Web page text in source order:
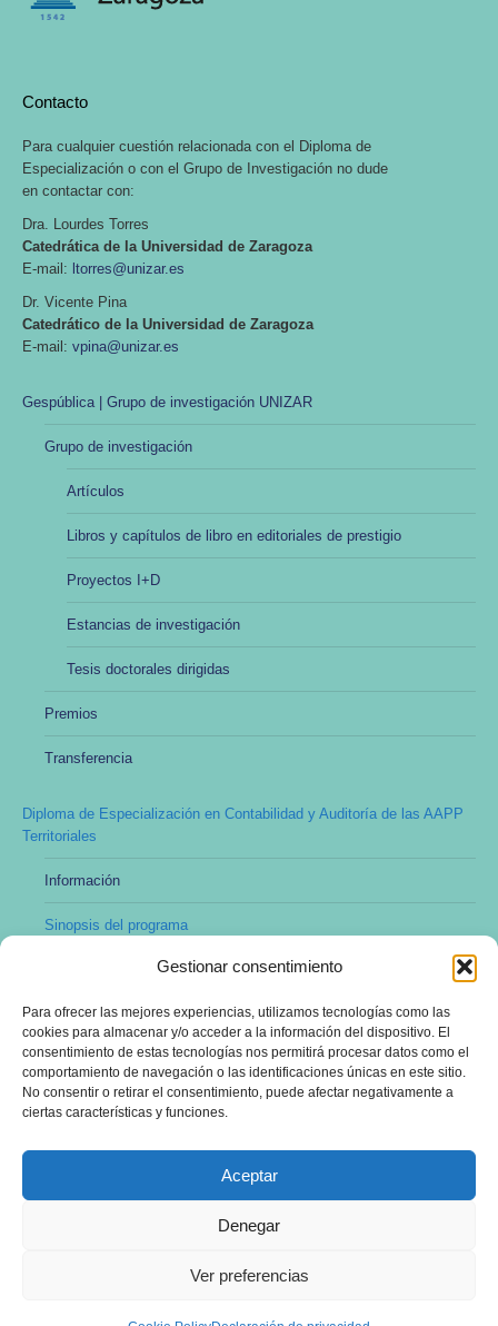
Gestionar consentimiento
Para ofrecer las mejores experiencias, utilizamos tecnologías como las
cookies para almacenar y/o acceder a la información del dispositivo. El
consentimiento de estas tecnologías nos permitirá procesar datos como el
comportamiento de navegación o las identificaciones únicas en este sitio.
No consentir o retirar el consentimiento, puede afectar negativamente a
ciertas características y funciones.
Aceptar
Denegar
Ver preferencias
Contacto
Para cualquier cuestión relacionada con el Diploma de
Especialización o con el Grupo de Investigación no dude
en contactar con:
Dra. Lourdes Torres
Catedrática de la Universidad de Zaragoza
E-mail: ltorres@unizar.es
Dr. Vicente Pina
Catedrático de la Universidad de Zaragoza
E-mail: vpina@unizar.es
Gespública | Grupo de investigación UNIZAR
Grupo de investigación
Artículos
Libros y capítulos de libro en editoriales de prestigio
Proyectos I+D
Estancias de investigación
Tesis doctorales dirigidas
Premios
Transferencia
Diploma de Especialización en Contabilidad y Auditoría de las AAPP
Territoriales
Información
Sinopsis del programa
Modalidad no presencial y online
Preincripción y matrícula
Profesorado
Dirección y administración